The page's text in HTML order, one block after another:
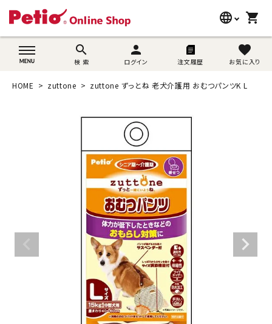
language
wovn-lang-name
shopping_cart
search
検 索
person
ログイン 注文履歴
favorite
お気に入り
search
ブランド別に探す
目的別に探す
HOME zuttone zuttone ずっとね 老犬介護用 おむつパンツK L